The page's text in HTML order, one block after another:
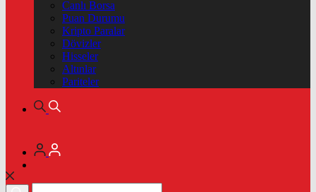
Canlı Borsa
Puan Durumu
Kripto Paralar
Dövizler
Hisseler
Altınlar
Pariteler